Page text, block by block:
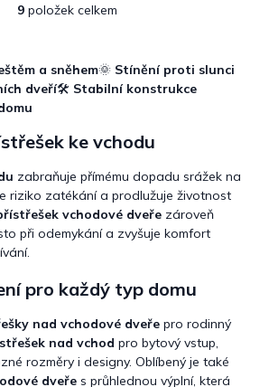
O
á
d
í
p
r
v
k
y
v
i
u
9položek celkem
a sněhem🌞 Stínění proti slunci
dveří🛠️ Stabilní konstrukce
ke vchodu
zabraňuje přímému dopadu srážek na
riziko zatékání a prodlužuje životnost
vchodové dveře zároveň
při odemykání a zvyšuje komfort
pro každý typ domu
nad vchodové dveře pro rodinný
nad vchod pro bytový vstup,
rozměry i designy. Oblíbený je také
dveře s průhlednou výplní, která